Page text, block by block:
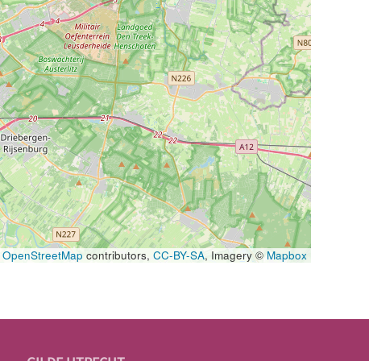
OpenStreetMap contributors, CC-BY-SA, Imagery © Mapbox